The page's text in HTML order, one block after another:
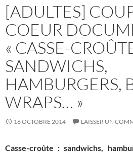
[ADULTES]
COEUR
« CASSE-
SANDWICHS,
HAMBURGERS,
WRAPS… »
16 OCTOBRE 2014 LAISSER UN
Casse-croûte : sandwichs,